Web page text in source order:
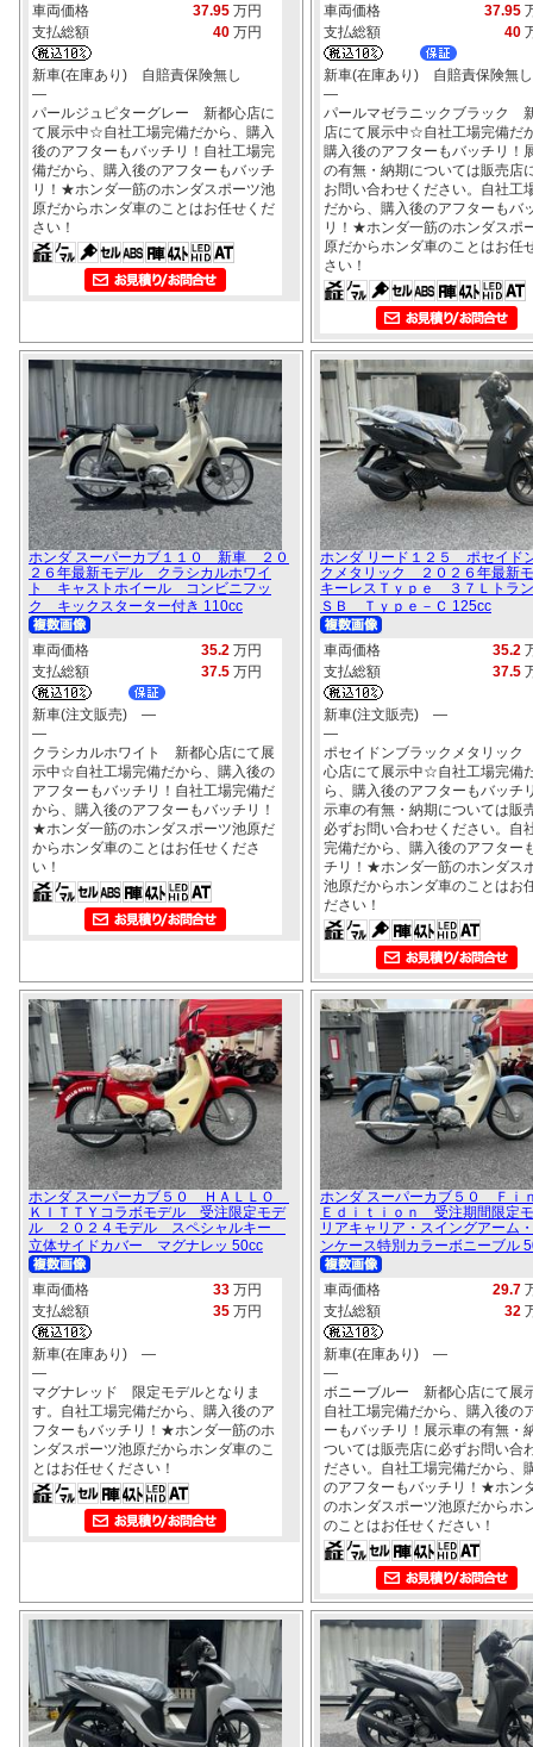
車両価格 37.95 万円
支払総額
40 万円
新車(在庫あり) 自賠責保険無し
―
パールジュピターグレー 新都心店に
て展示中☆自社工場完備だから、購入
後のアフターもバッチリ！自社工場完
備だから、購入後のアフターもバッチ
リ！★ホンダ一筋のホンダスポーツ池
原だからホンダ車のことはお任せくだ
さい！
車両価格 37.95
支払総額
40
新車(在庫あり) 自賠責保険無し
―
パールマゼラニックブラック
店にて展示中☆自社工場完備だ
購入後のアフターもバッチリ！
の有無・納期については販売店
お問い合わせください。自社工
だから、購入後のアフターもバ
リ！★ホンダ一筋のホンダスポ
原だからホンダ車のことはお任
さい！
ホンダ スーパーカブ１１０ 新車 ２０
２６年最新モデル クラシカルホワイ
ト キャストホイール コンビニフッ
ク キックスターター付き 110cc
車両価格 35.2 万円
支払総額
37.5 万円
新車(注文販売) ―
―
クラシカルホワイト 新都心店にて展
示中☆自社工場完備だから、購入後の
アフターもバッチリ！自社工場完備だ
から、購入後のアフターもバッチリ！
★ホンダ一筋のホンダスポーツ池原だ
からホンダ車のことはお任せくださ
い！
ホンダ リード１２５ ポセイド
クメタリック ２０２６年最
キーレスＴｙｐｅ ３７Ｌトラ
ＳＢ Ｔｙｐｅ－Ｃ 125cc
車両価格 35.2
支払総額
37.5
新車(注文販売) ―
―
ポセイドンブラックメタリッ
心店にて展示中☆自社工場完備
ら、購入後のアフターもバッチ
示車の有無・納期については販
必ずお問い合わせください。自
完備だから、購入後のアフター
チリ！★ホンダ一筋のホンダス
池原だからホンダ車のことはお
ださい！
ホンダ スーパーカブ５０ ＨＡＬＬＯ
ＫＩＴＴＹコラボモデル 受注限定モデ
ル ２０２４モデル スペシャルキー
立体サイドカバー マグナレッ 50cc
車両価格 33 万円
支払総額
35 万円
新車(在庫あり) ―
―
マグナレッド 限定モデルとなりま
す。自社工場完備だから、購入後のア
フターもバッチリ！★ホンダ一筋のホ
ンダスポーツ池原だからホンダ車のこ
とはお任せください！
ホンダ スーパーカブ５０ Ｆ
Ｅｄｉｔｉｏｎ 受注期間限
リアキャリア・スイングアーム
ンケース特別カラーボニーブル
車両価格 29.7
支払総額
32
新車(在庫あり) ―
―
ボニーブルー 新都心店にて展
自社工場完備だから、購入後の
ーもバッチリ！展示車の有無・
ついては販売店に必ずお問い合
ださい。自社工場完備だから、
のアフターもバッチリ！★ホン
のホンダスポーツ池原だからホ
のことはお任せください！